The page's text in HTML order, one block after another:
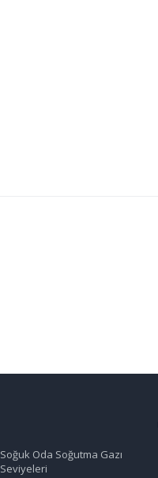
Soğuk Oda Soğutma Gazı
Seviyeleri